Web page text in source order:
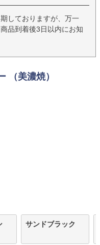
しておりますが、万一
品到着後3日以内にお知
（美濃焼）
サンドブラック